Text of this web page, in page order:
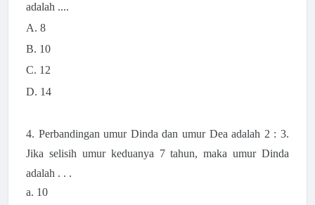
adalah ....
A. 8
B. 10
C. 12
D. 14
4. Perbandingan umur Dinda dan umur Dea adalah 2 : 3.
Jika selisih umur keduanya 7 tahun, maka umur Dinda
adalah . . .
a. 10